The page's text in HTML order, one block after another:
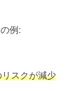
例:
スクが減少